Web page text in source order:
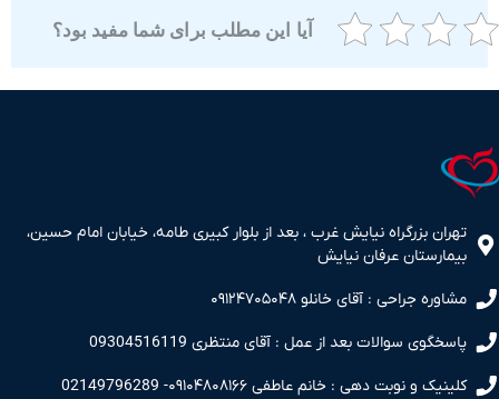
آیا این مطلب برای شما مفید بود؟
بزرگراه نیایش غرب ، بعد از بلوار کبیری طامه، خیابان امام حسین،
عرفان نیایش
جراحی : آقای خانلو ۰۹۱۲۴۷۰۵۰۴۸
سوالات بعد از عمل : آقای منتظری 09304516119
و نوبت دهی : خانم عاطفی ۰۹۱۰۴۸۰۸۱۶۶- 02149796289